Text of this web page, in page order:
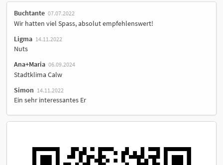
Buchtante 07.07.2022
Wir hatten viel Spass, absolut empfehlenswert!
Ligma 14.11.2022
Nuts
Ana+Maria 06.09.2024
Stadtklima Calw
Simon 14.11.2022
Ein sehr interessantes Er